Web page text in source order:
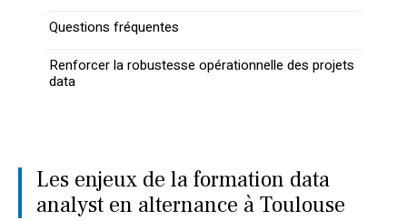
Questions fréquentes
Renforcer la robustesse opérationnelle des projets
data
Les enjeux de la formation data
analyst en alternance à Toulouse